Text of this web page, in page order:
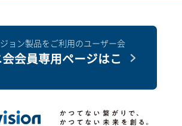
ョン製品をご利用のユーザー会
会員専用ページはこ